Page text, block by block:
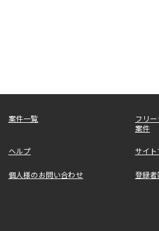
案件一覧
フリ
案件
ヘルプ サイ
個人様のお問い合わせ 登録者